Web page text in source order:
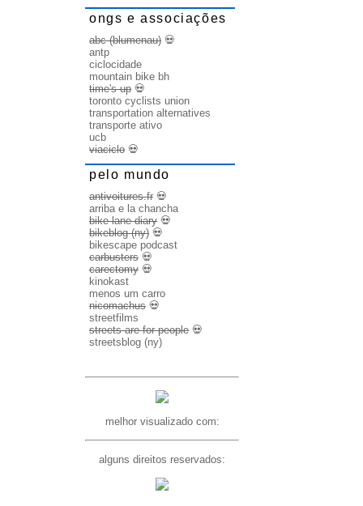
ongs e associações
abc (blumenau) 💀
antp
ciclocidade
mountain bike bh
time's up 💀
toronto cyclists union
transportation alternatives
transporte ativo
ucb
viaciclo 💀
pelo mundo
antivoitures.fr 💀
arriba e la chancha
bike lane diary 💀
bikeblog (ny) 💀
bikescape podcast
carbusters 💀
carectomy 💀
kinokast
menos um carro
nicomachus 💀
streetfilms
streets are for people 💀
streetsblog (ny)
melhor visualizado com:
alguns direitos reservados: